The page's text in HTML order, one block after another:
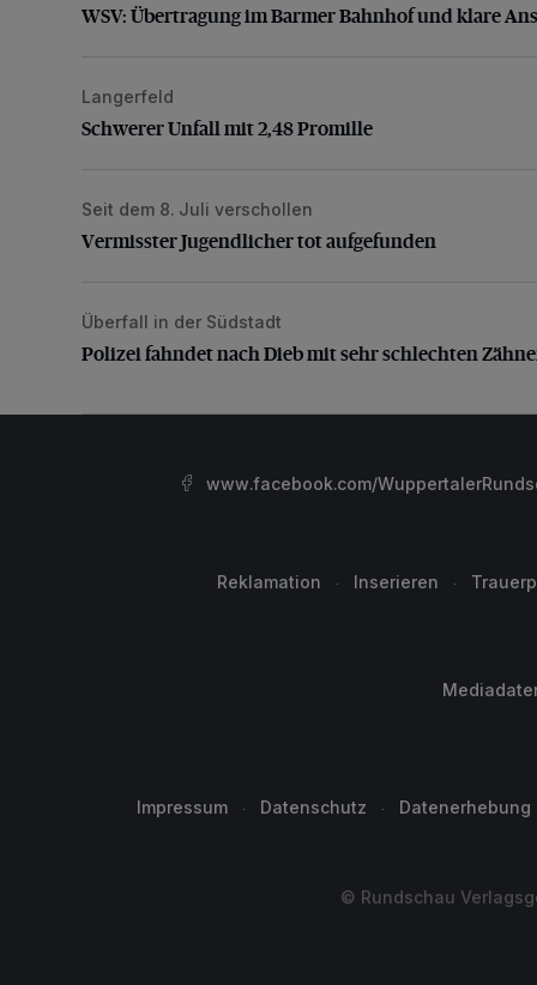
WSV: Übertragung im Barmer Bahnhof und klare
Schwerer Unfall mit 2,48 Promille
Langerfeld
Schwerer Unfall mit 2,48 Promille
Vermisster Jugendlicher tot aufgefunden
Seit dem 8. Juli verschollen
Vermisster Jugendlicher tot aufgefunden
Polizei fahndet nach Dieb mit sehr schlechten Zähnen
Überfall in der Südstadt
Polizei fahndet nach Dieb mit sehr schlechten
www.facebook.com/
Reklamation Inserieren
Impressum Datenschutz Datenerhebung
© Rundschau